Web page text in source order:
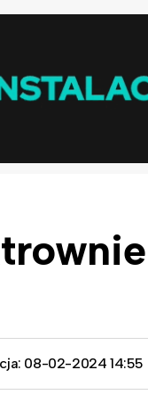
08-02-2024 14:55